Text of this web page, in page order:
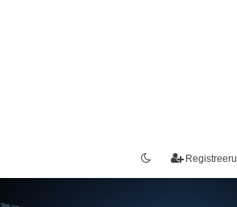
Registreeru